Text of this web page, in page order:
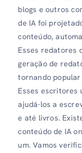
blogs e outros
de IA foi
conteúdo,
Esses redatores
geração de
tornando
Esses escritores
ajudá-los a
e até livros.
conteúdo de IA
um. Vamos